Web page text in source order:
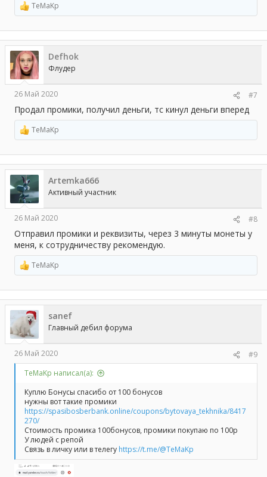
Р
е
а
к
ц
и
и
:
TeMaKp
Defhok
Флудер
26 Май 2020 #7
Продал промики, получил деньги, тс кинул деньги вперед
Р
е
а
к
ц
и
и
:
TeMaKp
Artemka666
Активный участник
26 Май 2020 #8
Отправил промики и реквизиты, через 3 минуты монеты у
меня, к сотрудничеству рекомендую.
Р
е
а
к
ц
и
и
:
TeMaKp
sanef
Главный дебил форума
26 Май 2020
#9
TeMaKp написал(а):
Куплю Бонусы спасибо от 100 бонусов
нужны вот такие промики
https://spasibosberbank.online/coupons/bytovaya_tekhnika/8417
270/
Стоимость промика 100бонусов, промики покупаю по 100р
У людей с репой
Связь в личку или в телегу https://t.me/@TeMaKp